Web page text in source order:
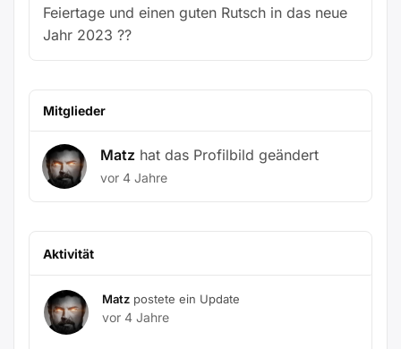
Feiertage und einen guten Rutsch in das neue
Jahr 2023 ??
Mitglieder
Matz hat das Profilbild geändert
vor 4 Jahre
Aktivität
Matz postete ein Update
vor 4 Jahre